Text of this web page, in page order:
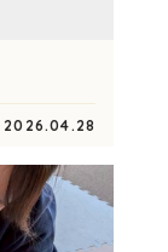
2026.04.28